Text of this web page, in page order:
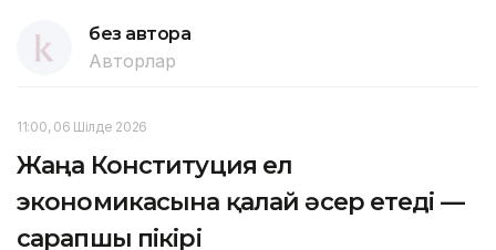
без автора
Авторлар
11:00, 06 Шілде 2026
Жаңа Конституция ел
экономикасына қалай әсер етеді —
сарапшы пікірі